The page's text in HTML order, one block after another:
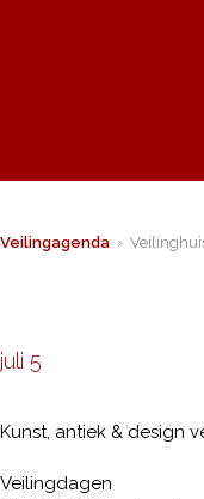
Veilingagenda ›
juli 5
Kunst, antiek & design
Veilingdagen